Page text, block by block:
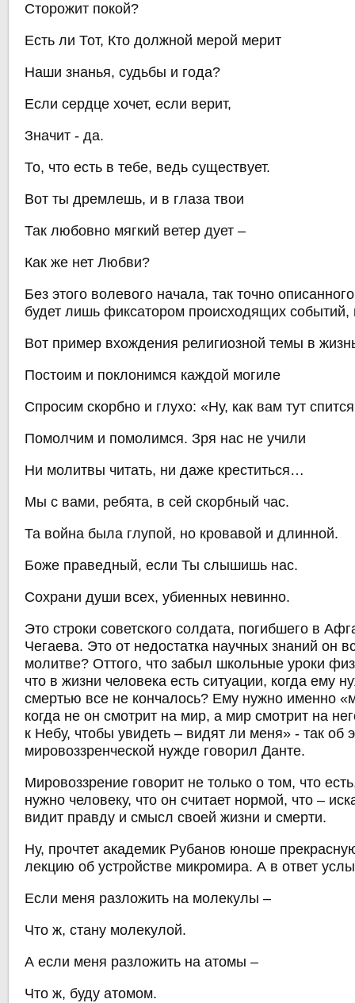
Сторожит покой?
Есть ли Тот, Кто должной мерой мерит
Наши знанья, судьбы и года?
Если сердце хочет, если верит,
Значит - да.
То, что есть в тебе, ведь существует.
Вот ты дремлешь, и в глаза твои
Так любовно мягкий ветер дует –
Как же нет Любви?
Без этого волевого начала, так точно
будет лишь фиксатором происходящих событий,
Вот пример вхождения религиозной темы в
Постоим и поклонимся каждой могиле
Спросим скорбно и глухо: «Ну, как вам тут
Помолчим и помолимся. Зря нас не учили
Ни молитвы читать, ни даже креститься…
Мы с вами, ребята, в сей скорбный час.
Та война была глупой, но кровавой и длинной.
Боже праведный, если Ты слышишь нас.
Сохрани души всех, убиенных невинно.
Это строки советского солдата, погибшего в
Чегаева. Это от недостатка научных знаний он
молитве? Оттого, что забыл школьные уроки
что в жизни человека есть ситуации, когда ему
смертью все не кончалось? Ему нужно именно
когда не он смотрит на мир, а мир смотрит на
к Небу, чтобы увидеть – видят ли меня» - так об
мировоззренческой нужде говорил Данте.
Мировоззрение говорит не только о том, что
нужно человеку, что он считает нормой, что –
видит правду и смысл своей жизни и смерти.
Ну, прочтет академик Рубанов юноше
лекцию об устройстве микромира. А в ответ
Если меня разложить на молекулы –
Что ж, стану молекулой.
А если меня разложить на атомы –
Что ж, буду атомом.